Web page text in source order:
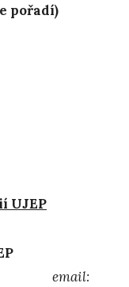
pořadí)
UJEP
email: